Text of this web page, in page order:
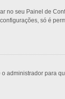
no seu Painel de
só é
administrador para